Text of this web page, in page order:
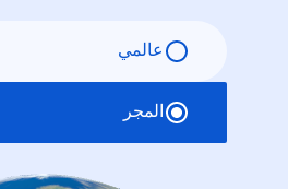
عالمي
المجر